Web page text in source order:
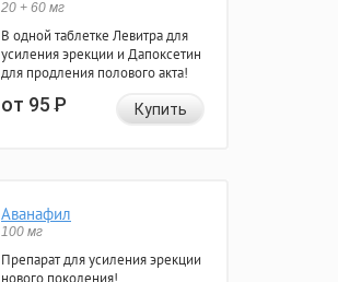
20 + 60 мг
В одной таблетке Левитра для
усиления эрекции и Дапоксетин
для продления полового акта!
от 95Р Купить
Аванафил
100 мг
Препарат для усиления эрекции